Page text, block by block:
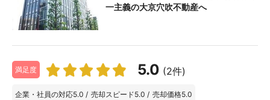
一主義の大京穴吹不動産へ
満足度 5.0 (2件)
企業・社員の対応5.0 / 売却スピード5.0 / 売却価格5.0